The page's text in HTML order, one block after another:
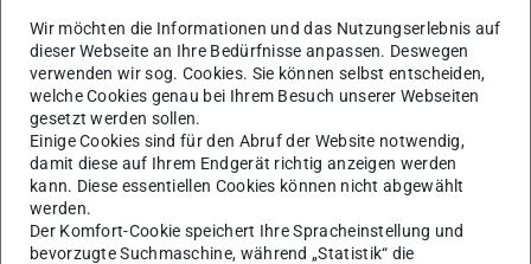
KONTAKT
We perform HCI research in a wide variety of application
areas. It also takes a prominent place in teaching.
Wir möchten die Informationen und das Nutzungserlebnis auf
dieser Webseite an Ihre Bedürfnisse anpassen. Deswegen
verwenden wir sog. Cookies. Sie können selbst entscheiden,
welche Cookies genau bei Ihrem Besuch unserer Webseiten
gesetzt werden sollen.
Einige Cookies sind für den Abruf der Website notwendig,
damit diese auf Ihrem Endgerät richtig anzeigen werden
kann. Diese essentiellen Cookies können nicht abgewählt
werden.
Der Komfort-Cookie speichert Ihre Spracheinstellung und
bevorzugte Suchmaschine, während „Statistik“ die